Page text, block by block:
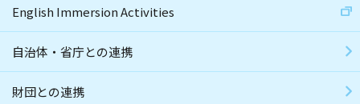
English Immersion Activities
自治体・省庁との連携
財団との連携